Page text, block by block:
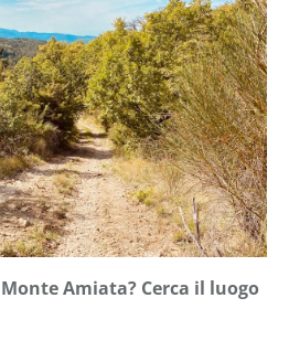
Amiata? Cerca il luogo